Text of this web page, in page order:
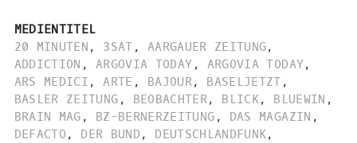
MEDIENTITEL
20 MINUTEN , 3SAT , AARGAUER ZEITUNG,
ADDICTION , ARGOVIA TODAY , ARGOVIA TODAY,
ARS MEDICI , ARTE , BAJOUR, BASELJETZT ,
BASLER ZEITUNG , BEOBACHTER, BLICK, BLUEWIN ,
BRAIN MAG , BZ-BERNERZEITUNG , DAS MAGAZIN ,
DEFACTO , DER BUND , DEUTSCHLANDFUNK,